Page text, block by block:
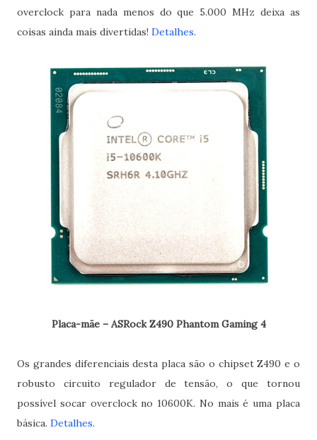
overclock para nada menos do que 5.000 MHz deixa as
coisas ainda mais divertidas! Detalhes.
Placa-mãe – ASRock Z490 Phantom Gaming 4
Os grandes diferenciais desta placa são o chipset Z490 e o
robusto circuito regulador de tensão, o que tornou
possível socar overclock no 10600K. No mais é uma placa
básica. Detalhes.